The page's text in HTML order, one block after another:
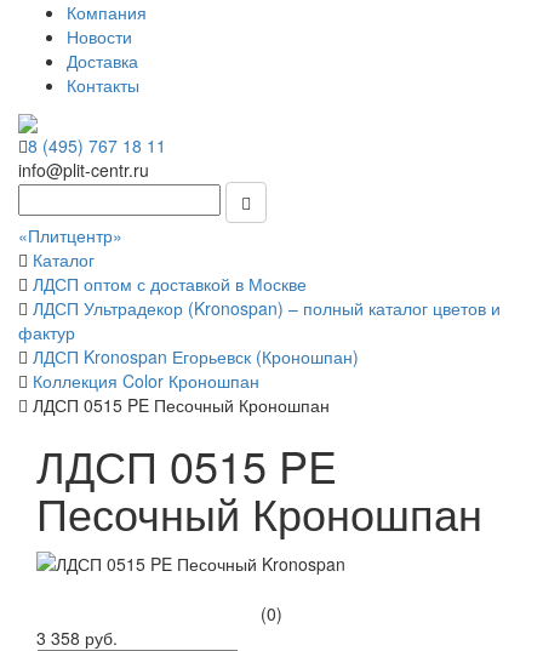
Компания
Новости
Доставка
Контакты
8 (495) 767 18 11
info@plit-centr.ru
«Плитцентр»
Каталог
ЛДСП оптом с доставкой в Москве
ЛДСП Ультрадекор (Kronospan) – полный каталог цветов и
фактур
ЛДСП Kronospan Егорьевск (Кроношпан)
Коллекция Color Кроношпан
ЛДСП 0515 PE Песочный Кроношпан
ЛДСП 0515 PE
Песочный Кроношпан
(0)
3 358 руб.